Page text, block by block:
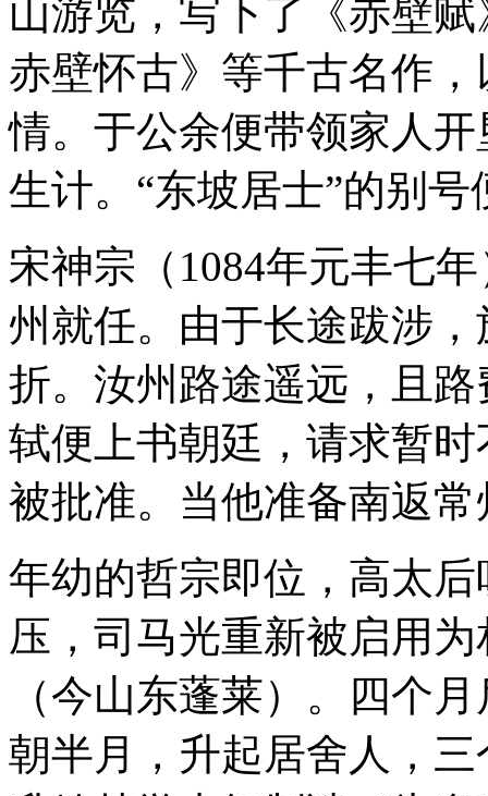
山游览，写下了《赤壁
赤壁怀古》等千古名作
情。于公余便带领家人
生计。“东坡居士”的别
宋神宗（1084年元丰七
州就任。由于长途跋涉
折。汝州路途遥远，且
轼便上书朝廷，请求暂
被批准。当他准备南返
年幼的哲宗即位，高太
压，司马光重新被启用
（今山东蓬莱）。四个
朝半月，升起居舍人，